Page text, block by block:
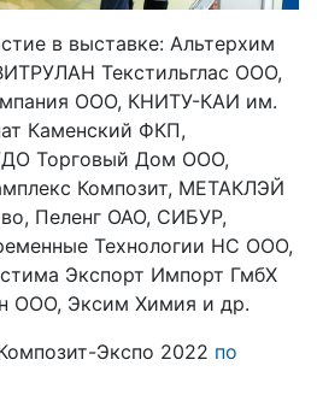
в выставке: Альтерхим
Текстильглас ООО,
ООО, КНИТУ-КАИ им.
Каменский ФКП,
Торговый Дом ООО,
Композит, МЕТАКЛЭЙ
Пеленг ОАО, СИБУР,
Технологии НС ООО,
Экспорт Импорт ГмбХ
ООО, Эксим Химия и др.
Экспо 2022 по